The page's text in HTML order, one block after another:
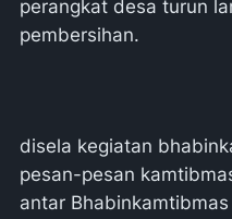
perangkat desa turun
pembersihan.
disela kegiatan
pesan-pesan
antar